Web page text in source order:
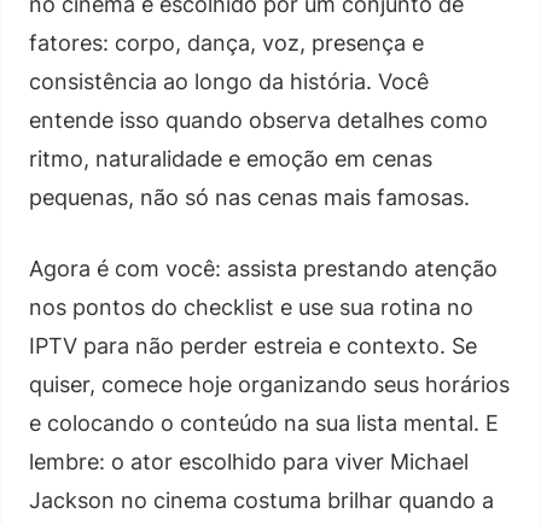
fatores: corpo, dança, voz, presença e
consistência ao longo da história. Você
entende isso quando observa detalhes como
ritmo, naturalidade e emoção em cenas
pequenas, não só nas cenas mais famosas.
Agora é com você: assista prestando atenção
nos pontos do checklist e use sua rotina no
IPTV para não perder estreia e contexto. Se
quiser, comece hoje organizando seus horários
e colocando o conteúdo na sua lista mental. E
lembre: o ator escolhido para viver Michael
Jackson no cinema costuma brilhar quando a